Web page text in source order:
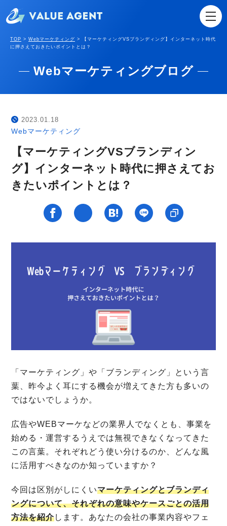
TOP > Webマーケティング >
【マーケティングVSブランディング】インターネット時代
に押さえておきたいポイントとは？
Webマーケティングブログ
2023.01.18
Webマーケティング
【マーケティングVSブランディン
グ】インターネット時代に押さえてお
きたいポイントとは？
「マーケティング」や「ブランディング」という言
葉、昨今よく耳にする機会が増えてきた方も多いの
ではないでしょうか。
広告やWEBマーケなどの業界人でなくとも、事業を
始める・運営するうえでは無視できなくなってきた
この言葉。それぞれどう使い分けるのか、どんな風
に活用すべきなのか知っていますか？
今回は区別がしにくいマーケティングとブランディ
ングについて、それぞれの意味やケースごとの活用
方法を紹介します。あなたの会社の事業内容やフェ